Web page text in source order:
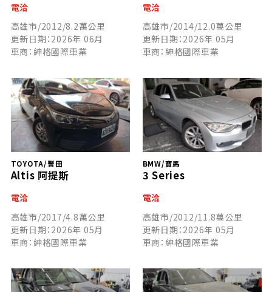
電洽
高雄市/2012/8.2萬公里
更新日期：2026年 06月
車商：紳格國際車業
電洽
高雄市/2014/12.0萬公里
更新日期：2026年 05月
車商：紳格國際車業
TOYOTA/豐田
Altis 阿提斯
電洽
高雄市/2017/4.8萬公里
更新日期：2026年 05月
車商：紳格國際車業
BMW/寶馬
3 Series
電洽
高雄市/2012/11.8萬公里
更新日期：2026年 05月
車商：紳格國際車業